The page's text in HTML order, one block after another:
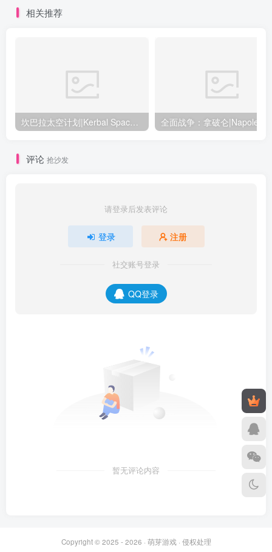
相关推荐
坎巴拉太空计划|Kerbal Space Program|1.12.5.3190|整合全DLC
评论 抢沙发
请登录后发表评论
登录 注册
社交账号登录
QQ登录
暂无评论内容
Copyright © 2025 - 2026 · 萌芽游戏· 侵权处理